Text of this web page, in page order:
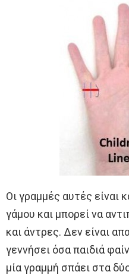
Οι γραμμές αυτές είναι
γάμου και μπορεί να
και άντρες. Δεν είναι
γεννήσει όσα παιδιά
μία γραμμή σπάει στα